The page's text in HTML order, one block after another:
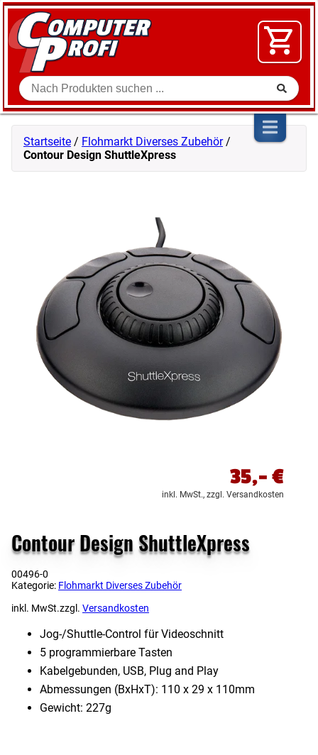
Zum Inhalt springen
Suche
SOFTWARE
VIDEO
SHOP
Startseite / Flohmarkt Diverses Zubehör/
Contour Design ShuttleXpress
35,-€
inkl. MwSt., zzgl. Versandkosten
Contour Design ShuttleXpress
00496-0
Kategorie: Flohmarkt Diverses Zubehör
inkl. MwSt.zzgl. Versandkosten
Jog-/​Shuttle-Control für Videoschnitt
5 programmierbare Tasten
Kabelgebunden, USB, Plug and Play
Abmessungen (BxHxT): 110 x 29 x 110mm
Gewicht: 227g